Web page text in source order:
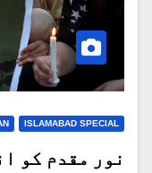
ISLAMABAD SPECIAL
نور مقدم کو